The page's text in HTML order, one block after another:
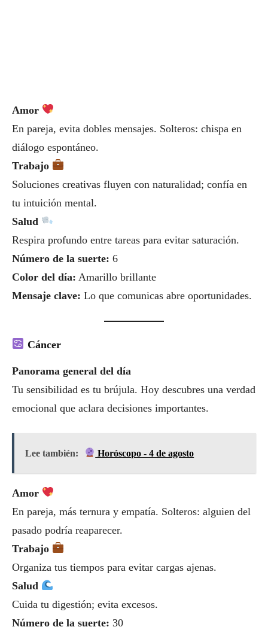
Amor
En pareja, evita dobles mensajes. Solteros: chispa en
diálogo espontáneo.
Trabajo
Soluciones creativas fluyen con naturalidad; confía en
tu intuición mental.
Salud
Respira profundo entre tareas para evitar saturación.
Número de la suerte: 6
Color del día: Amarillo brillante
Mensaje clave: Lo que comunicas abre oportunidades.
Cáncer
Panorama general del día
Tu sensibilidad es tu brújula. Hoy descubres una verdad
emocional que aclara decisiones importantes.
Lee también: Horóscopo - 4 de agosto
Amor
En pareja, más ternura y empatía. Solteros: alguien del
pasado podría reaparecer.
Trabajo
Organiza tus tiempos para evitar cargas ajenas.
Salud
Cuida tu digestión; evita excesos.
Número de la suerte: 30